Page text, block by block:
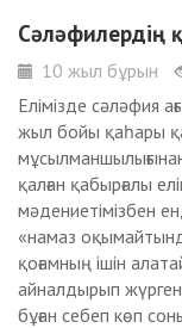
Сәләфилердің
10 жыл бұрын
Елімізде сәләфия
жыл бойы қаһары
қалған қабырғалы
мәдениетімізбен
«намаз
қоғамның ішін
айналдырып
бұған себеп көп